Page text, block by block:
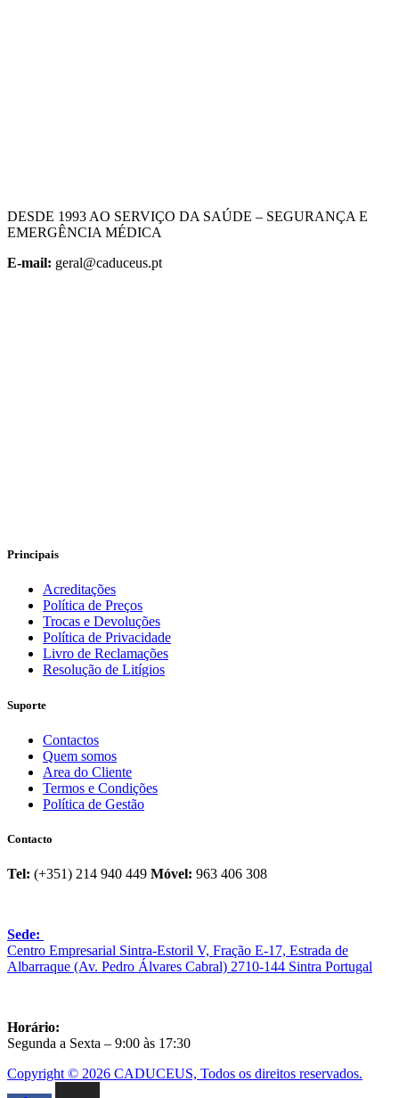
DESDE 1993 AO SERVIÇO DA SAÚDE – SEGURANÇA E
EMERGÊNCIA MÉDICA
E-mail: geral@caduceus.pt
Principais
Acreditações
Política de Preços
Trocas e Devoluções
Política de Privacidade
Livro de Reclamações
Resolução de Litígios
Suporte
Contactos
Quem somos
Area do Cliente
Termos e Condições
Política de Gestão
Contacto
Tel: (+351) 214 940 449 Móvel: 963 406 308
Sede:
Centro Empresarial Sintra-Estoril V, Fração E-17, Estrada de
Albarraque (Av. Pedro Álvares Cabral) 2710-144 Sintra Portugal
Horário:
Segunda a Sexta – 9:00 às 17:30
Copyright © 2026 CADUCEUS, Todos os direitos reservados.